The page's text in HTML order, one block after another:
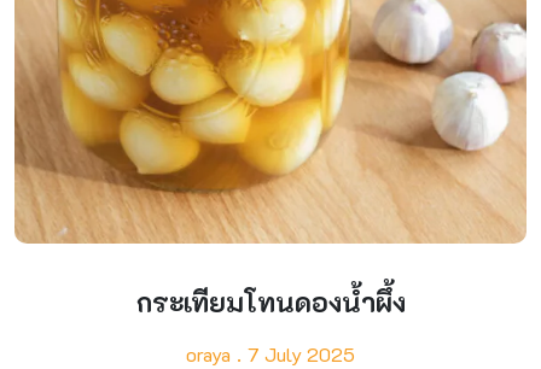
กระเทียมโทนดองน้ำผึ้ง
oraya 7 July 2025